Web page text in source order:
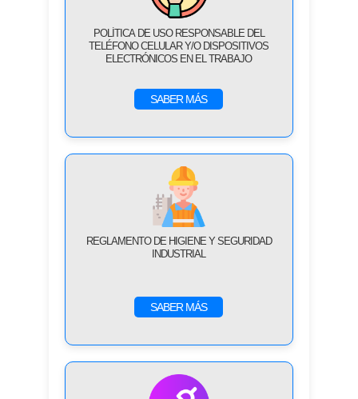
POLÍTICA DE USO RESPONSABLE DEL
TELÉFONO CELULAR Y/O DISPOSITIVOS
ELECTRÓNICOS EN EL TRABAJO
SABER MÁS
REGLAMENTO DE HIGIENE Y SEGURIDAD
INDUSTRIAL
SABER MÁS